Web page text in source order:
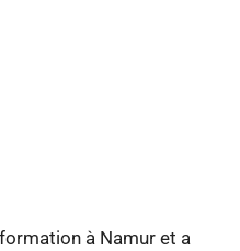
à Namur et a